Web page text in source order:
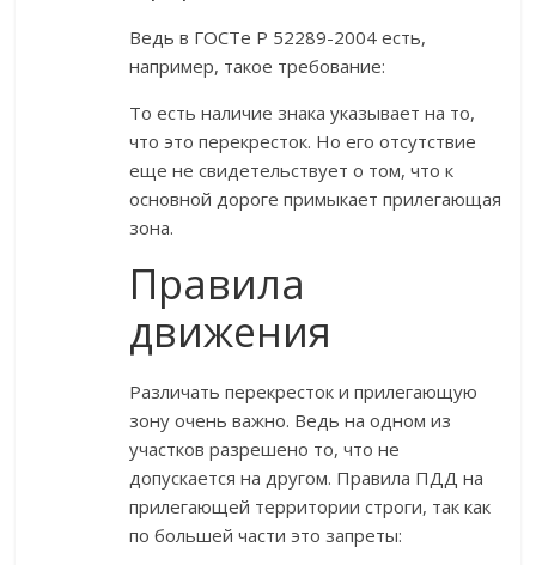
Ведь в ГОСТе Р 52289-2004 есть,
например, такое требование:
То есть наличие знака указывает на то,
что это перекресток. Но его отсутствие
еще не свидетельствует о том, что к
основной дороге примыкает прилегающая
зона.
Правила
движения
Различать перекресток и прилегающую
зону очень важно. Ведь на одном из
участков разрешено то, что не
допускается на другом. Правила ПДД на
прилегающей территории строги, так как
по большей части это запреты: